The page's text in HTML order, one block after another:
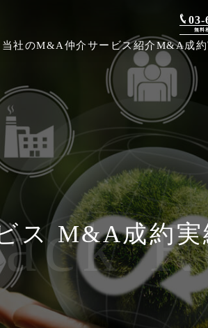
03-
無料
当社のM&A仲介サービス紹介M&A成
ス M&A成約